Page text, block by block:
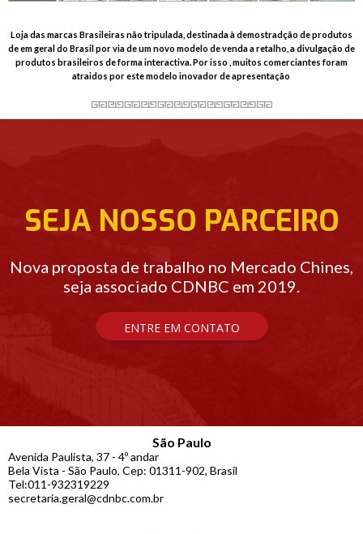
Loja das marcas Brasileiras não tripulada, destinada à demostradção de produtos
de em geral do Brasil por via de um novo modelo de venda a retalho, a divulgação de
produtos brasileiros de forma interactiva. Por isso , muitos comerciantes foram
atraidos por este modelo inovador de apresentação
SEJA NOSSO PARCEIRO
Nova proposta de trabalho no Mercado Chines,
seja associado CDNBC em 2019.
ENTRE EM CONTATO
São Paulo
Avenida Paulista, 37 - 4º andar
Bela Vista - São Paulo, Cep: 01311-902, Brasil
Tel:011-932319229
secretaria.geral@cdnbc.com.br